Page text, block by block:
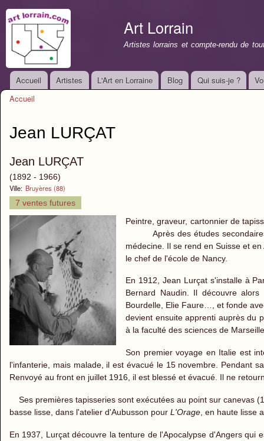
Art Lorrain
Artistes lorrains et compte-rendu de
Menu principal
Accueil Artistes L'Art en Lorraine Blog Qui suis-je ?
Accueil
Jean LURÇAT
Jean LURÇAT
(1892 - 1966)
Ville: Bruyères (88)
7 ventes futures
Peintre, graveur, cartonnier de
Après des études secondaires
médecine. Il se rend en Suisse et
le chef de l'école de Nancy.
En 1912, Jean Lurçat s'installe à
Bernard Naudin. Il découvre
Bourdelle, Elie Faure…, et fonde
devient ensuite apprenti auprès du
à la faculté des sciences de
Son premier voyage en Italie est
l'infanterie, mais malade, il est évacué le 15 novembre. Pendant
Renvoyé au front en juillet 1916, il est blessé et évacué. Il ne
Ses premières tapisseries sont exécutées au point sur canevas
basse lisse, dans l'atelier d'Aubusson pour L'Orage , en haute lisse
En 1937, Lurçat découvre la tenture de l'Apocalypse d'Angers